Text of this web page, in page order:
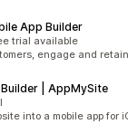
App Builder
trial available
engage and
| AppMySite
into a mobile app for